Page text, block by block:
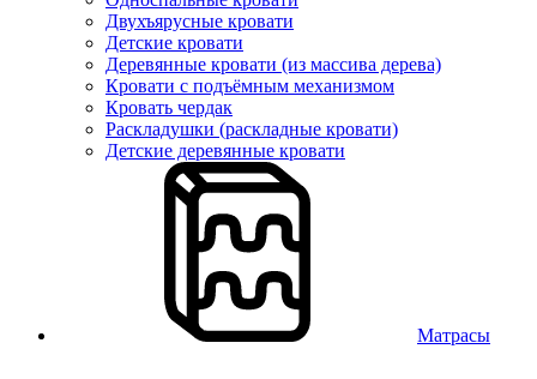
Двухъярусные кровати
Детские кровати
Деревянные кровати (из массива дерева)
Кровати с подъёмным механизмом
Кровать чердак
Раскладушки (раскладные кровати)
Детские деревянные кровати
Матрасы